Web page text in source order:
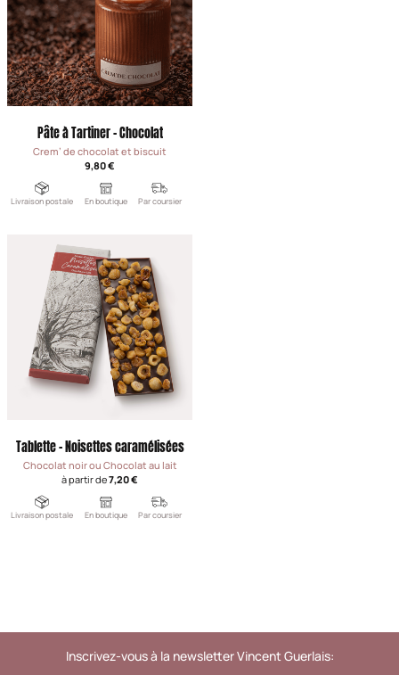
Pâte à Tartiner - Chocolat
Crem' de chocolat et biscuit
9,80 €
Livraison postale En boutique Par coursier
Tablette - Noisettes caramélisées
Chocolat noir ou Chocolat au lait
à partir de7,20 €
Livraison postale En boutique Par coursier
Inscrivez-vous à la newsletter Vincent Guerlais: